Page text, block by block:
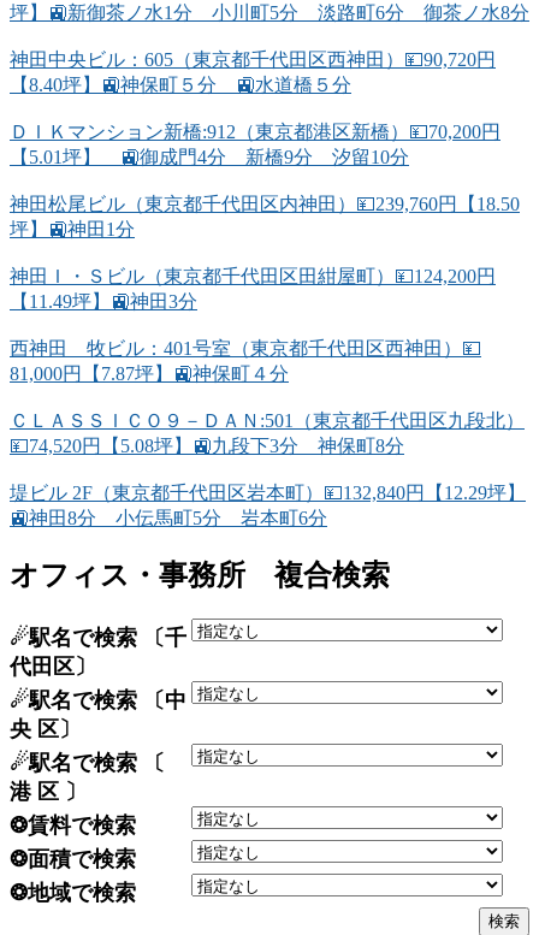
坪】🚉新御茶ノ水1分 小川町5分 淡路町6分 御茶ノ水8分
神田中央ビル：605（東京都千代田区西神田）💴90,720円
【8.40坪】🚉神保町５分 🚉水道橋５分
ＤＩＫマンション新橋:912（東京都港区新橋）💴70,200円
【5.01坪】 🚉御成門4分 新橋9分 汐留10分
神田松尾ビル（東京都千代田区内神田）💴239,760円【18.50
坪】🚉神田1分
神田Ｉ・Ｓビル（東京都千代田区田紺屋町）💴124,200円
【11.49坪】🚉神田3分
西神田 牧ビル：401号室（東京都千代田区西神田）💴
81,000円【7.87坪】🚉神保町４分
ＣＬＡＳＳＩＣＯ９－ＤＡＮ:501（東京都千代田区九段北）
💴74,520円【5.08坪】🚉九段下3分 神保町8分
堤ビル 2F（東京都千代田区岩本町）💴132,840円【12.29坪】
🚉神田8分 小伝馬町5分 岩本町6分
オフィス・事務所 複合検索
☄駅名で検索 〔千
代田区〕
☄駅名で検索 〔中
央 区〕
☄駅名で検索 〔
港 区 〕
❂賃料で検索
❂面積で検索
❂地域で検索